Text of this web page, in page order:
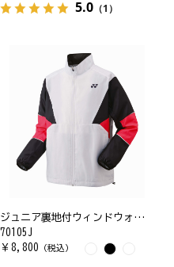
5.0（1）
ジュニア裏地付ウィンドウォーマーシャツ
70105J
￥ 8,800 （税込）